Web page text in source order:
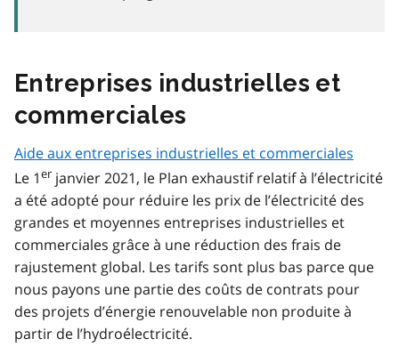
Entreprises industrielles et
commerciales
Aide aux entreprises industrielles et commerciales
Le 1er janvier 2021, le Plan exhaustif relatif à l’électricité
a été adopté pour réduire les prix de l’électricité des
grandes et moyennes entreprises industrielles et
commerciales grâce à une réduction des frais de
rajustement global. Les tarifs sont plus bas parce que
nous payons une partie des coûts de contrats pour
des projets d’énergie renouvelable non produite à
partir de l’hydroélectricité.